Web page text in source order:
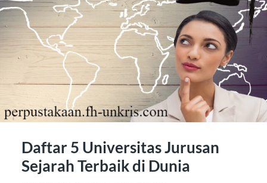
Daftar 5 Universitas Jurusan
Sejarah Terbaik di Dunia